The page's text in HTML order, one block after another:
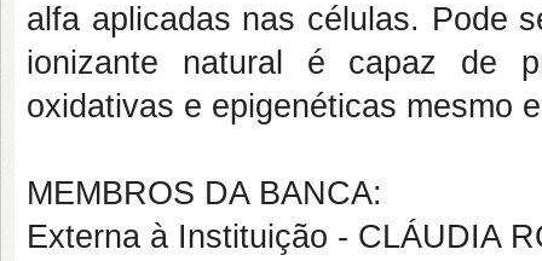
alfa aplicadas nas células. Pode
ionizante natural é capaz de
oxidativas e epigenéticas mesmo
MEMBROS DA BANCA:
Externa à Instituição - CLÁUDIA